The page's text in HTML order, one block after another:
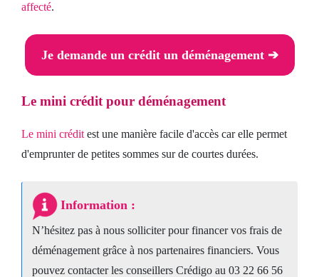
affecté.
Je demande un crédit un déménagement ➔
Le mini crédit pour déménagement
Le mini crédit est une manière facile d'accès car elle permet
d'emprunter de petites sommes sur de courtes durées.
Information :
N’hésitez pas à nous solliciter pour financer vos frais de
déménagement grâce à nos partenaires financiers. Vous
pouvez contacter les conseillers Crédigo au 03 22 66 56